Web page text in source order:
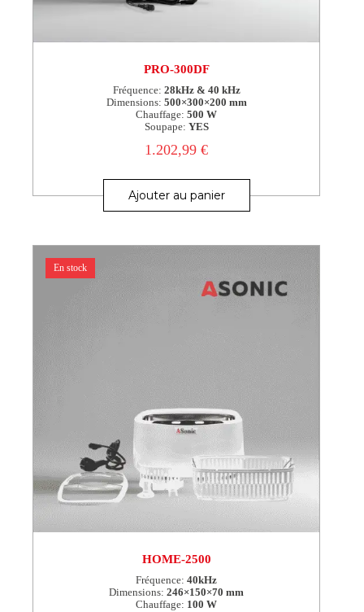
PRO-300DF
Fréquence: 28kHz & 40 kHz
Dimensions: 500×300×200 mm
Chauffage: 500 W
Soupape: YES
1.202,99€
Ajouter au panier
En stock
HOME-2500
Fréquence: 40kHz
Dimensions: 246×150×70 mm
Chauffage: 100 W